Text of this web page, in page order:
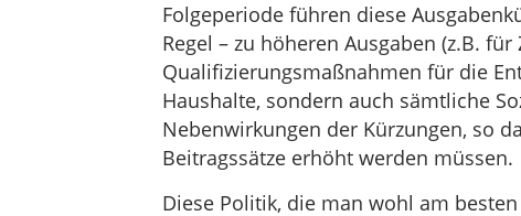
Folgeperiode führen diese
Regel – zu höheren Ausgaben (z.B.
Qualifizierungsmaßnahmen für die
Haushalte, sondern auch sämtliche
Nebenwirkungen der Kürzungen, so
Beitragssätze erhöht werden müssen.
Diese Politik, die man wohl am